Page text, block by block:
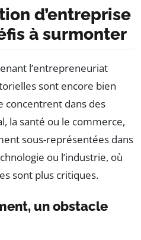
d’entreprise
à surmonter
l’entrepreneuriat
sont encore bien
concentrent dans des
la santé ou le commerce,
sous-représentées dans
ou l’industrie, où
sont plus critiques.
un obstacle